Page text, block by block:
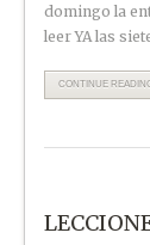
domingo la
leer YA las
CONTINUE